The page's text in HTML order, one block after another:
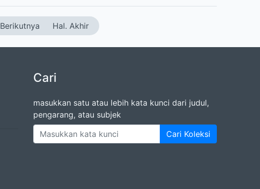
Berikutnya Hal. Akhir
Cari
masukkan satu atau lebih kata kunci dari judul,
pengarang, atau subjek
Cari Koleksi